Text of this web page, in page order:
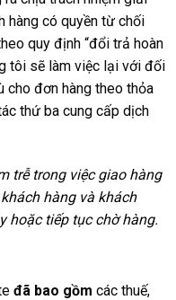
hàng có quyền từ chối
quy định “đổi trả hoàn
tôi sẽ làm việc lại với đối
cho đơn hàng theo thỏa
thứ ba cung cấp dịch
trễ trong việc giao hàng
hàng và khách
hoặc tiếp tục chờ hàng.
đã bao gồm các thuế,